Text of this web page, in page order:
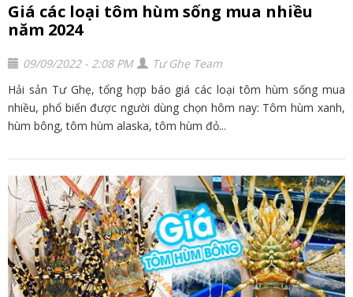
Giá các loại tôm hùm sống mua nhiều
năm 2024
09/09/2022 - 2:08 PM
Tư Ghẹ Team
Hải sản Tư Ghẹ, tổng hợp báo giá các loại tôm hùm sống mua
nhiều, phổ biến được người dùng chọn hôm nay: Tôm hùm xanh,
hùm bông, tôm hùm alaska, tôm hùm đỏ...